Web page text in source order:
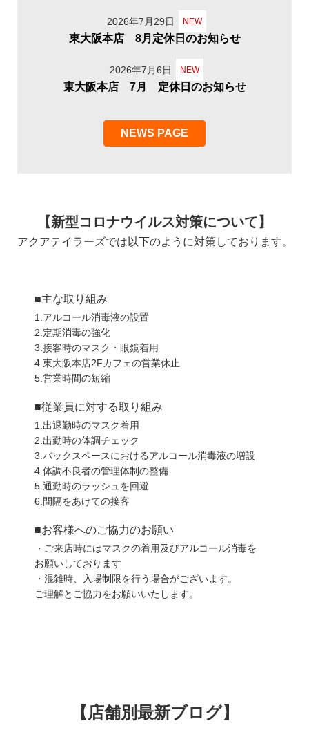
2026年7月29日 NEW
東大阪本店 8月定休日のお知らせ
2026年7月6日 NEW
東大阪本店 7月 定休日のお知らせ
NEWS PAGE
【新型コロナウイルス対策について】
アクアテイラーズでは以下のように対策しております。
■主な取り組み
1.アルコール消毒液の設置
2.定期消毒の強化
3.接客時のマスク・眼鏡着用
4.東大阪本店2Fカフェの営業休止
5.営業時間の短縮
■従業員に対する取り組み
1.出退勤時のマスク着用
2.出勤時の体調チェック
3.バックスペースにおけるアルコール消毒液の増設
4.体調不良者の管理体制の整備
5.通勤時のラッシュを回避
6.間隔をあけての接客
■お客様へのご協力のお願い
・ご来店時にはマスクの着用及びアルコール消毒を
お願いしております
・混雑時、入場制限を行う場合がございます。
ご理解とご協力をお願いいたします。
【店舗別最新ブログ】